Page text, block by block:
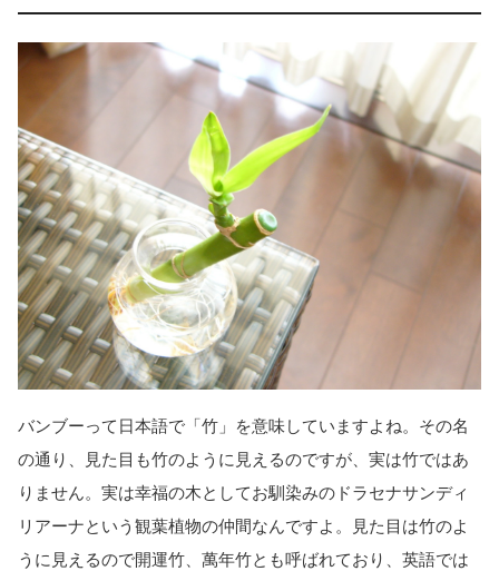
バンブーって日本語で「竹」を意味していますよね。その名
の通り、見た目も竹のように見えるのですが、実は竹ではあ
りません。実は幸福の木としてお馴染みのドラセナサンディ
リアーナという観葉植物の仲間なんですよ。見た目は竹のよ
うに見えるので開運竹、萬年竹とも呼ばれており、英語では